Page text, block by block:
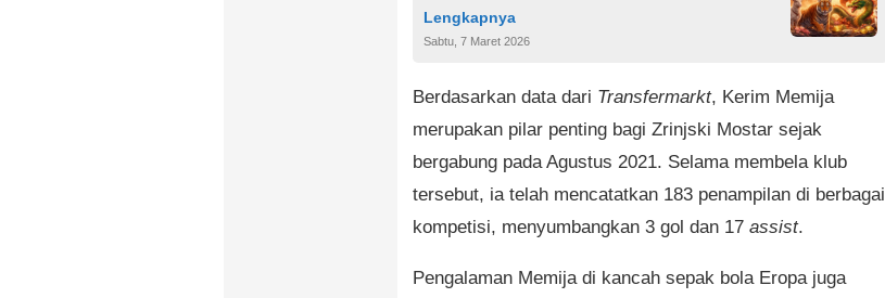
Lengkapnya
Sabtu, 7 Maret 2026
Berdasarkan data dari Transfermarkt, Kerim Memija
merupakan pilar penting bagi Zrinjski Mostar sejak
bergabung pada Agustus 2021. Selama membela klub
tersebut, ia telah mencatatkan 183 penampilan di berbagai
kompetisi, menyumbangkan 3 gol dan 17 assist.
Pengalaman Memija di kancah sepak bola Eropa juga